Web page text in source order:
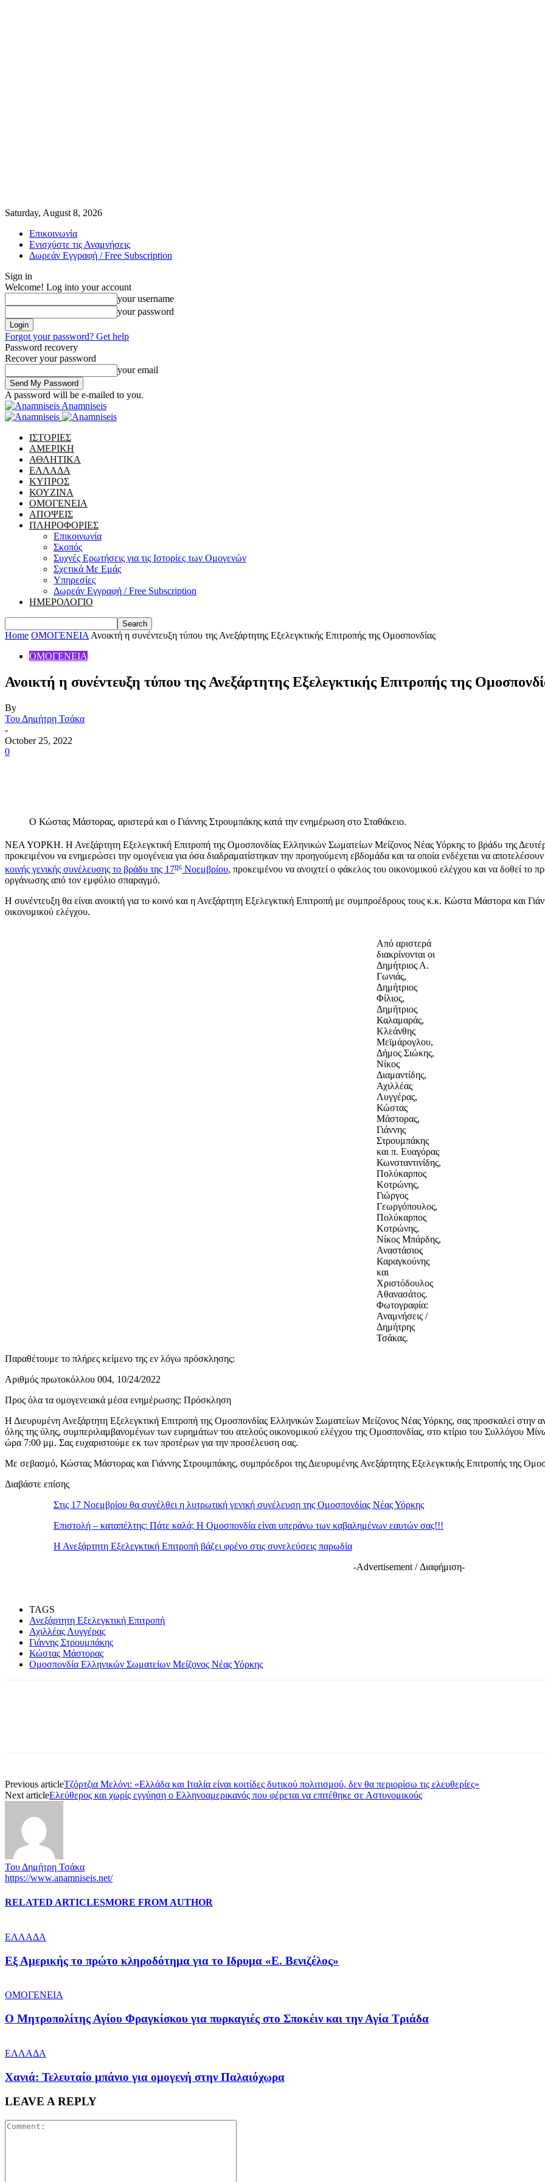
Saturday, August 8, 2026
Επικοινωνία
Ενισχύστε τις Αναμνήσεις
Δωρεάν Εγγραφή / Free Subscription
Sign in
Welcome! Log into your account
your username
your password
Forgot your password? Get help
Password recovery
Recover your password
your email
A password will be e-mailed to you.
Anamniseis
ΙΣΤΟΡΙΕΣ
ΑΜΕΡΙΚΗ
ΑΘΛΗΤΙΚΑ
ΕΛΛΑΔΑ
ΚΥΠΡΟΣ
ΚΟΥΖΙΝΑ
ΟΜΟΓΕΝΕΙΑ
ΑΠΟΨΕΙΣ
ΠΛΗΡΟΦΟΡΙΕΣ
Επικοινωνία
Σκοπός
Συχνές Ερωτήσεις για τις Ιστορίες των Ομογενών
Σχετικά Με Εμάς
Υπηρεσίες
Δωρεάν Εγγραφή / Free Subscription
ΗΜΕΡΟΛΟΓΙΟ
Home ΟΜΟΓΕΝΕΙΑ Ανοικτή η συνέντευξη τύπου της Ανεξάρτητης Εξελεγκτικής Επιτροπής της Ομοσπονδίας
ΟΜΟΓΕΝΕΙΑ
Ανοικτή η συνέντευξη τύπου της Ανεξάρτητης Εξελεγκτικής Επιτροπής της
By
Του Δημήτρη Τσάκα
-
October 25, 2022
0
Ο Κώστας Μάστορας, αριστερά και ο Γιάννης Στρουμπάκης κατά την ενημέρωση στο Σταθάκειο.
ΝΕΑ ΥΟΡΚΗ. Η Ανεξάρτητη Εξελεγκτική Επιτροπή της Ομοσπονδίας Ελληνικών Σωματείων Μείζονος Νέας Υόρκης το βράδυ της
προκειμένου να ενημερώσει την ομογένεια για όσα διαδραματίστηκαν την προηγούμενη εβδομάδα και τα οποία ενδέχεται να
κοινής γενικής συνέλευσης το βράδυ της 17ης Νοεμβρίου, προκειμένου να ανοιχτεί ο φάκελος του οικονομικού ελέγχου και να δοθεί το
οργάνωσης από τον εμφύλιο σπαραγμό.
Η συνέντευξη θα είναι ανοικτή για το κοινό και η Ανεξάρτητη Εξελεγκτική Επιτροπή με συμπροέδρους τους κ.κ. Κώστα Μάστορα και
οικονομικού ελέγχου.
Από αριστερά
διακρίνονται οι
Δημήτριος Α.
Γωνιάς,
Δημήτριος
Φίλιος,
Δημήτριος
Καλαμαράς,
Κλεάνθης
Μεϊμάρογλου,
Δήμος Σιώκης,
Νίκος
Διαμαντίδης,
Αχιλλέας
Λυγγέρας,
Κώστας
Μάστορας,
Γιάννης
Στρουμπάκης
και π. Ευαγόρας
Κωνσταντινίδης,
Πολύκαρπος
Κοτρώνης,
Γιώργος
Γεωργόπουλος,
Πολύκαρπος
Κοτρώνης,
Νίκος Μπάρδης,
Αναστάσιος
Καραγκούνης
και
Χριστόδουλος
Αθανασάτος.
Φωτογραφία:
Αναμνήσεις /
Δημήτρης
Τσάκας.
Παραθέτουμε το πλήρες κείμενο της εν λόγω πρόσκλησης:
Αριθμός πρωτοκόλλου 004, 10/24/2022
Προς όλα τα ομογενειακά μέσα ενημέρωσης: Πρόσκληση
Η Διευρυμένη Ανεξάρτητη Εξελεγκτική Επιτροπή της Ομοσπονδίας Ελληνικών Σωματείων Μείζονος Νέας Υόρκης, σας προσκαλεί στην
όλης της ύλης, συμπεριλαμβανομένων των ευρημάτων του ατελούς οικονομικού ελέγχου της Ομοσπονδίας, στο κτίριο του Συλλόγου
ώρα 7:00 μμ. Σας ευχαριστούμε εκ των προτέρων για την προσέλευση σας.
Με σεβασμό, Κώστας Μάστορας και Γιάννης Στρουμπάκης, συμπρόεδροι της Διευρυμένης Ανεξάρτητης Εξελεγκτικής Επιτροπής της
Διαβάστε επίσης
Στις 17 Νοεμβρίου θα συνέλθει η λυτρωτική γενική συνέλευση της Ομοσπονδίας Νέας Υόρκης
Επιστολή – καταπέλτης: Πάτε καλά; Η Ομοσπονδία είναι υπεράνω των καβαλημένων εαυτών σας!!!
Η Ανεξάρτητη Εξελεγκτική Επιτροπή βάζει φρένο στις συνελεύσεις παρωδία
-Advertisement / Διαφήμιση-
TAGS
Ανεξάρτητη Εξελεγκτική Επιτροπή
Αχιλλέας Λυγγέρας
Γιάννης Στρουμπάκης
Κώστας Μάστορας
Ομοσπονδία Ελληνικών Σωματείων Μείζονος Νέας Υόρκης
Previous articleΤζόρτζια Μελόνι: «Ελλάδα και Ιταλία είναι κοιτίδες δυτικού πολιτισμού, δεν θα περιορίσω τις ελευθερίες»
Next articleΕλεύθερος και χωρίς εγγύηση ο Ελληνοαμερικανός που φέρεται να επιτέθηκε σε Αστυνομικούς
Του Δημήτρη Τσάκα
https://www.anamniseis.net/
RELATED ARTICLESMORE FROM AUTHOR
ΕΛΛΑΔΑ
Εξ Αμερικής το πρώτο κληροδότημα για το Ιδρυμα «Ε. Βενιζέλος»
ΟΜΟΓΕΝΕΙΑ
Ο Μητροπολίτης Αγίου Φραγκίσκου για πυρκαγιές στο Σποκέιν και την Αγία Τριάδα
ΕΛΛΑΔΑ
Χανιά: Τελευταίο μπάνιο για ομογενή στην Παλαιόχωρα
LEAVE A REPLY